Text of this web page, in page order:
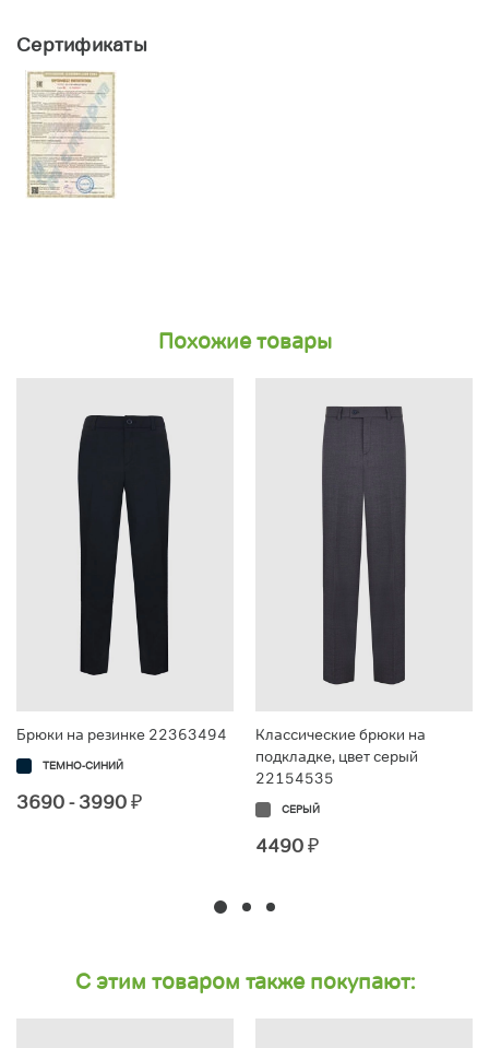
Сертификаты
Похожие товары
Брюки на резинке 22363494
ТЕМНО-СИНИЙ
3690 - 3990₽
Классические брюки на
подкладке, цвет серый
22154535
СЕРЫЙ
4490₽
С этим товаром также покупают: